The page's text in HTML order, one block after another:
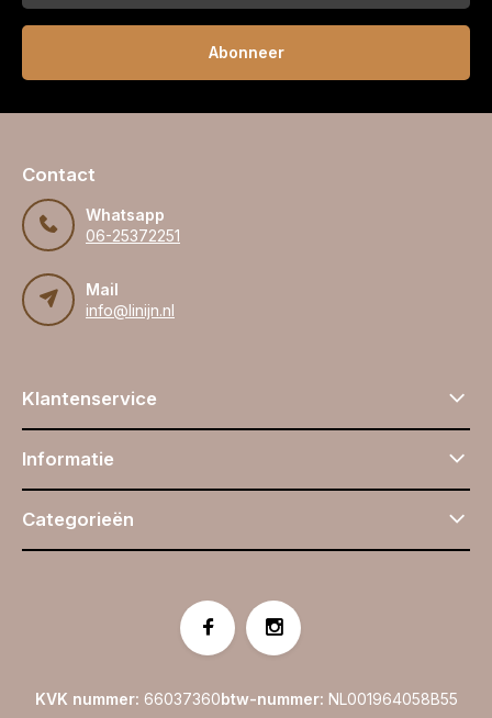
Abonneer
Contact
Whatsapp
06-25372251
Mail
info@linijn.nl
Klantenservice
Informatie
Categorieën
KVK nummer: 66037360btw-nummer: NL001964058B55